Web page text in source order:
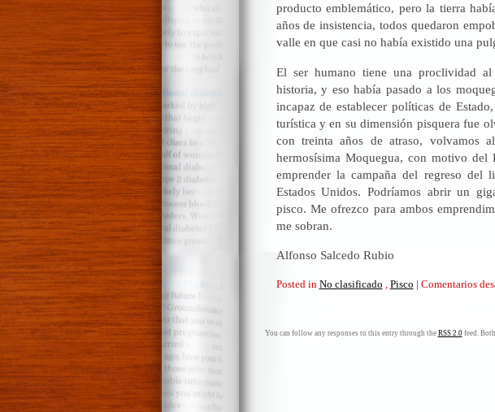
producto emblemático, pero la tierra
años de insistencia, todos quedaron
valle en que casi no había existido una
El ser humano tiene una proclividad
historia, y eso había pasado a los
incapaz de establecer políticas de
turística y en su dimensión pisquera fue
con treinta años de atraso, volvamos
hermosísima Moquegua, con motivo del
emprender la campaña del regreso
Estados Unidos. Podríamos abrir un
pisco. Me ofrezco para ambos
me sobran.
Alfonso Salcedo Rubio
Posted in No clasificado , Pisco | Comentarios
You can follow any responses to this entry through the RSS 2.0feed.